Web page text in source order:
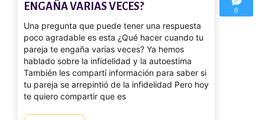
ENGAÑA VARIAS VECES?
Una pregunta que puede tener una respuesta
poco agradable es esta ¿Qué hacer cuando tu
pareja te engaña varias veces? Ya hemos
hablado sobre la infidelidad y la autoestima
También les compartí información para saber si
tu pareja se arrepintió de la infidelidad Pero hoy
te quiero compartir que es
0